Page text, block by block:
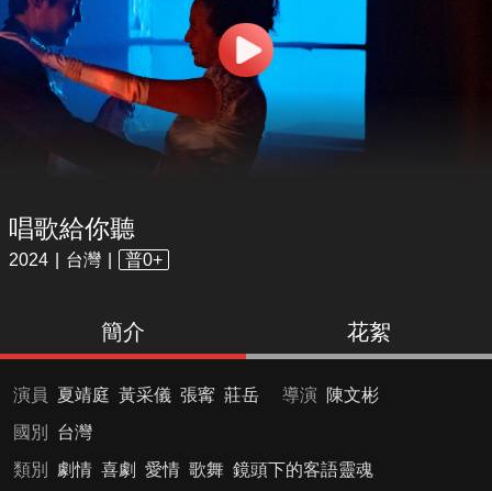
唱歌給你聽
2024 台灣 普0+
簡介 花絮
演員 夏靖庭 黃采儀 張寗 莊岳 導演
陳文彬
國別
台灣
類別
劇情 喜劇 愛情 歌舞 鏡頭下的客語靈魂